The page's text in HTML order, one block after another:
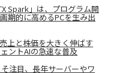
Spark」は、プログラム開
期的に高めるPCを生み出
上と株価を大きく伸ばす
ントAIの急速な普及
注目、長年サーバーやワ